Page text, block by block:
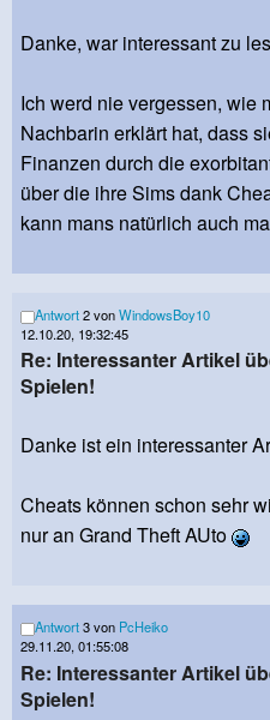
Danke, war interessant zu
Ich werd nie vergessen, wie
Nachbarin erklärt hat, dass
Finanzen durch die
über die ihre Sims dank
kann mans natürlich auch
Antwort2 vonWindowsBoy10
12.10.20, 19:32:45
Re: Interessanter Artikel
Spielen!
Danke ist ein interessanter
Cheats können schon sehr
nur an Grand Theft AUto
Antwort3 von PcHeiko
29.11.20, 01:55:08
Re: Interessanter Artikel
Spielen!